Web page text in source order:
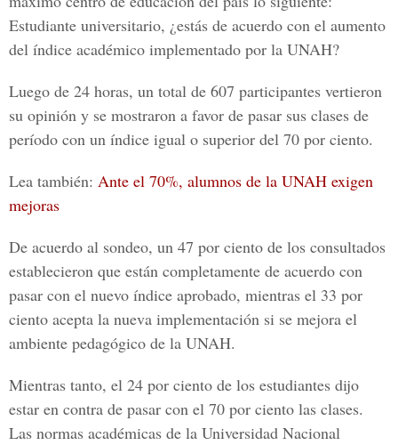
Estudiante universitario, ¿estás de acuerdo con el aumento
del índice académico implementado por la UNAH?
Luego de 24 horas, un total de 607 participantes vertieron
su opinión y se mostraron a favor de pasar sus clases de
período con un índice igual o superior del 70 por ciento.
Lea también: Ante el 70%, alumnos de la UNAH exigen
mejoras
De acuerdo al sondeo, un 47 por ciento de los consultados
establecieron que están completamente de acuerdo con
pasar con el nuevo índice aprobado, mientras el 33 por
ciento acepta la nueva implementación si se mejora el
ambiente pedagógico de la UNAH.
Mientras tanto, el 24 por ciento de los estudiantes dijo
estar en contra de pasar con el 70 por ciento las clases.
Las normas académicas de la Universidad Nacional